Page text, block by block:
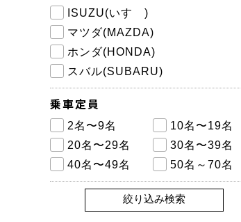
ISUZU(いすゞ)
マツダ(MAZDA)
ホンダ(HONDA)
スバル(SUBARU)
乗車定員
2名〜9名
10名〜19名
20名〜29名
30名〜39名
40名〜49名
50名～70名
絞り込み検索